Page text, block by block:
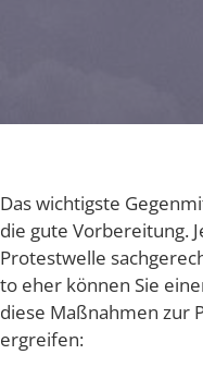
Das wich­tigs­te
die gute Vor­be­rei­tung.
Pro­test­wel­le
to eher kön­nen Sie
die­se Maß­nah­men zur
ergreifen: